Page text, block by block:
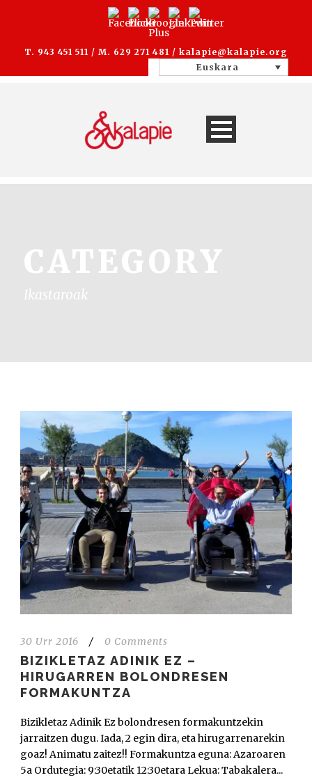
T. 943 451 511 / M. 629 271 481 / kalapie@kalapie.org
Euskara
CATEGORY
Ikastaroak
30 Urr 2016 / 0 Comments
BIZIKLETAZ ADINIK EZ –
HIRUGARREN BOLONDRESEN
FORMAKUNTZA
Bizikletaz Adinik Ez bolondresen formakuntzekin
jarraitzen dugu. Iada, 2 egin dira, eta hirugarrenarekin
goaz! Animatu zaitez!! Formakuntza eguna: Azaroaren
5a Ordutegia: 9:30etatik 12:30etara Lekua: Tabakalera...